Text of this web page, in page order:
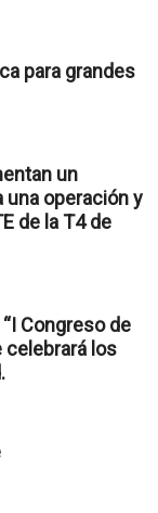
para grandes
un
una operación y
de la T4 de
Congreso de
celebrará los